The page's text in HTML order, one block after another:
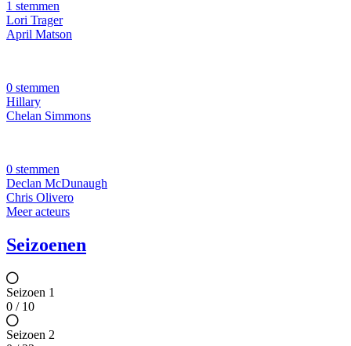
1 stemmen
Lori Trager
April Matson
0 stemmen
Hillary
Chelan Simmons
0 stemmen
Declan McDunaugh
Chris Olivero
Meer acteurs
Seizoenen
Seizoen 1
0 / 10
Seizoen 2